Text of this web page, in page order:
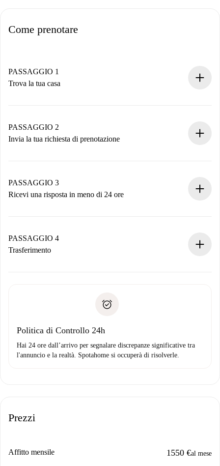
Come prenotare
PASSAGGIO 1
Trova la tua casa
Hai tutte le informazioni necessarie in anticipo.
PASSAGGIO 2
Invia la tua richiesta di prenotazione
non accetta.
PASSAGGIO 3
Ricevi una risposta in meno di 24 ore
contatto con il proprietario.
Se rifiutata: non ti addebiteremo nulla e ti proporremo
Domiciliazione del pagamento
PASSAGGIO 4
Trasferimento
solo se non segnali problemi.
Politica di Controllo 24h
Hai 24 ore dall’arrivo per segnalare discrepanze significative tra
l'annuncio e la realtà. Spotahome si occuperà di risolverle.
Prezzi
Affitto mensile 1550 €al mese